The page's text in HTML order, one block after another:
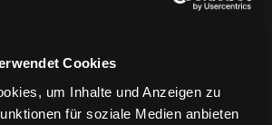
Cookies
um Inhalte und Anzeigen zu
für soziale Medien anbieten